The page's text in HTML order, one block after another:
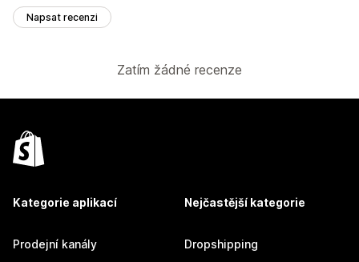
Napsat recenzi
Zatím žádné recenze
Kategorie aplikací
Prodejní kanály
Nejčastější kategorie
Dropshipping